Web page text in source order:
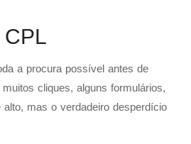
a procura possível antes de
cliques, alguns formulários,
mas o verdadeiro desperdício